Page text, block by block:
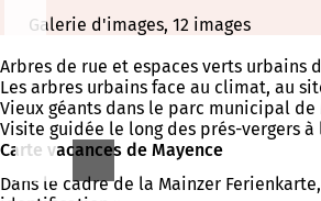
Galerie d'images, 12 images
Arbres de rue et espaces verts urbains
Les arbres urbains face au climat, au
Vieux géants dans le parc municipal de
Visite guidée le long des prés-vergers
Carte vacances de Mayence
Dans le cadre de la Mainzer